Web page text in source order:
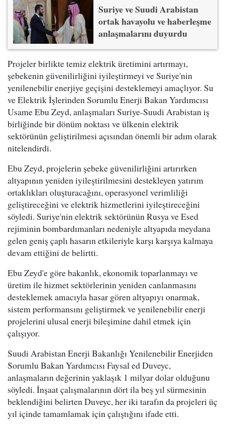
Suriye ve Suudi Arabistan
ortak havayolu ve haberleşme
anlaşmalarını duyurdu
Projeler birlikte temiz elektrik üretimini artırmayı,
şebekenin güvenilirliğini iyileştirmeyi ve Suriye'nin
yenilenebilir enerjiye geçişini desteklemeyi amaçlıyor. Su
ve Elektrik İşlerinden Sorumlu Enerji Bakan Yardımcısı
Usame Ebu Zeyd, anlaşmaları Suriye-Suudi Arabistan iş
birliğinde bir dönüm noktası ve ülkenin elektrik
sektörünün geliştirilmesi açısından önemli bir adım olarak
nitelendirdi.
Ebu Zeyd, projelerin şebeke güvenilirliğini artırırken
altyapının yeniden iyileştirilmesini destekleyen yatırım
ortaklıkları oluşturacağını, operasyonel verimliliği
geliştireceğini ve elektrik hizmetlerini iyileştireceğini
söyledi. Suriye'nin elektrik sektörünün Rusya ve Esed
rejiminin bombardımanları nedeniyle altyapıda meydana
gelen geniş çaplı hasarın etkileriyle karşı karşıya kalmaya
devam ettiğini de belirtti.
Ebu Zeyd'e göre bakanlık, ekonomik toparlanmayı ve
üretim ile hizmet sektörlerinin yeniden canlanmasını
desteklemek amacıyla hasar gören altyapıyı onarmak,
sistem performansını geliştirmek ve yenilenebilir enerji
projelerini ulusal enerji bileşimine dahil etmek için
çalışıyor.
Suudi Arabistan Enerji Bakanlığı Yenilenebilir Enerjiden
Sorumlu Bakan Yardımcısı Faysal ed Duveyc,
anlaşmaların değerinin yaklaşık 1 milyar dolar olduğunu
söyledi. İnşaat çalışmalarının dört ila beş yıl sürmesinin
beklendiğini belirten Duveyc, her iki tarafın da projeleri üç
yıl içinde tamamlamak için çalıştığını ifade etti.